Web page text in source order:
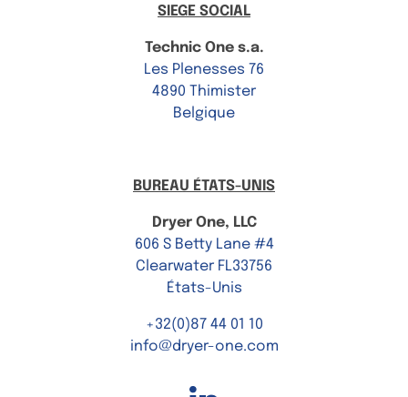
SIEGE SOCIAL
Technic One s.a.
Les Plenesses 76
4890 Thimister
Belgique
BUREAU ÉTATS-UNIS
Dryer One, LLC
606 S Betty Lane #4
Clearwater FL33756
États-Unis
+32(0)87 44 01 10
info@dryer-one.com